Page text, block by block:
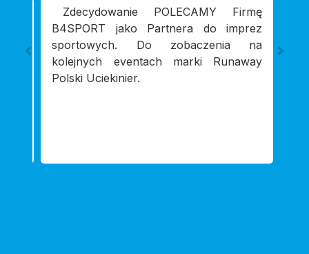
Zdecydowanie POLECAMY Firmę
B4SPORT jako Partnera do imprez
sportowych. Do zobaczenia na
kolejnych eventach marki Runaway
Polski Uciekinier.